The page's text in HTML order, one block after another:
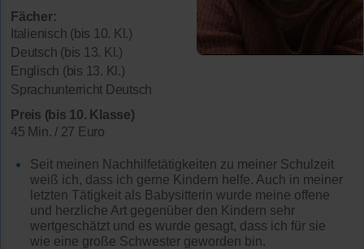
Fächer:
Italienisch (bis 10. Kl.)
Deutsch (bis 13. Kl.)
Englisch (bis 13. Kl.)
Sprachunterricht Deutsch
Preis (bis 10. Klasse)
45 Min. / 27 Euro
Seit meinen Nachhilfetätigkeiten zu meiner Schulzeit
weiß ich, dass ich gerne Kindern helfe. Auch in meiner
letzten Tätigkeit als Babysitterin wurde meine offene
und herzliche Art gegenüber den Kindern sehr
wertgeschätzt und es wurde gesagt, dass ich für sie
wie eine große Schwester geworden bin.